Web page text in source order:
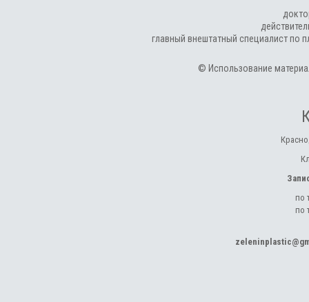
главный внештатный специалист по
© Использование
по
по